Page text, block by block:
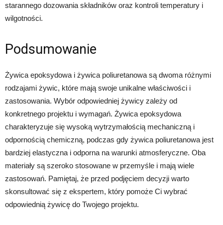
starannego dozowania składników oraz kontroli temperatury i
wilgotności.
Podsumowanie
Żywica epoksydowa i żywica poliuretanowa są dwoma różnymi
rodzajami żywic, które mają swoje unikalne właściwości i
zastosowania. Wybór odpowiedniej żywicy zależy od
konkretnego projektu i wymagań. Żywica epoksydowa
charakteryzuje się wysoką wytrzymałością mechaniczną i
odpornością chemiczną, podczas gdy żywica poliuretanowa jest
bardziej elastyczna i odporna na warunki atmosferyczne. Oba
materiały są szeroko stosowane w przemyśle i mają wiele
zastosowań. Pamiętaj, że przed podjęciem decyzji warto
skonsultować się z ekspertem, który pomoże Ci wybrać
odpowiednią żywicę do Twojego projektu.